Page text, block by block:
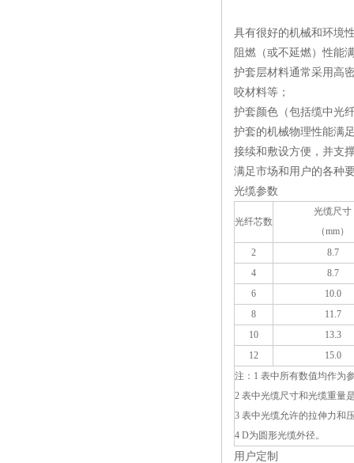
具有很好的机械和环境
阻燃（或不延燃）性能
护套层材料通常采用高
咬材料等；
护套颜色（包括缆中光
护套的机械物理性能满
接续和敷设方便，并支
满足市场和用户的各种
光缆参数
光纤芯数
光缆尺寸
（mm）
2
8.7
4
8.7
6
10.0
8
11.7
10
13.3
12
15.0
注：1 表中所有数值均作为
2 表中光缆尺寸和光缆重量
3 表中光缆允许的拉伸力和
4 D为圆形光缆外径。
用户定制